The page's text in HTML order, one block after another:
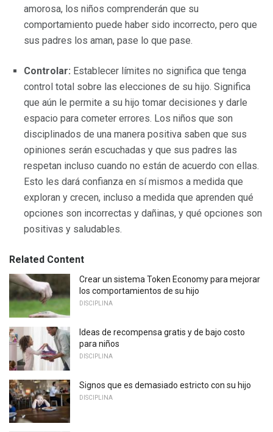
amorosa, los niños comprenderán que su
comportamiento puede haber sido incorrecto, pero que
sus padres los aman, pase lo que pase.
Controlar: Establecer límites no significa que tenga
control total sobre las elecciones de su hijo. Significa
que aún le permite a su hijo tomar decisiones y darle
espacio para cometer errores. Los niños que son
disciplinados de una manera positiva saben que sus
opiniones serán escuchadas y que sus padres las
respetan incluso cuando no están de acuerdo con ellas.
Esto les dará confianza en sí mismos a medida que
exploran y crecen, incluso a medida que aprenden qué
opciones son incorrectas y dañinas, y qué opciones son
positivas y saludables.
Related Content
Crear un sistema Token Economy para mejorar
los comportamientos de su hijo
DISCIPLINA
Ideas de recompensa gratis y de bajo costo
para niños
DISCIPLINA
Signos que es demasiado estricto con su hijo
DISCIPLINA